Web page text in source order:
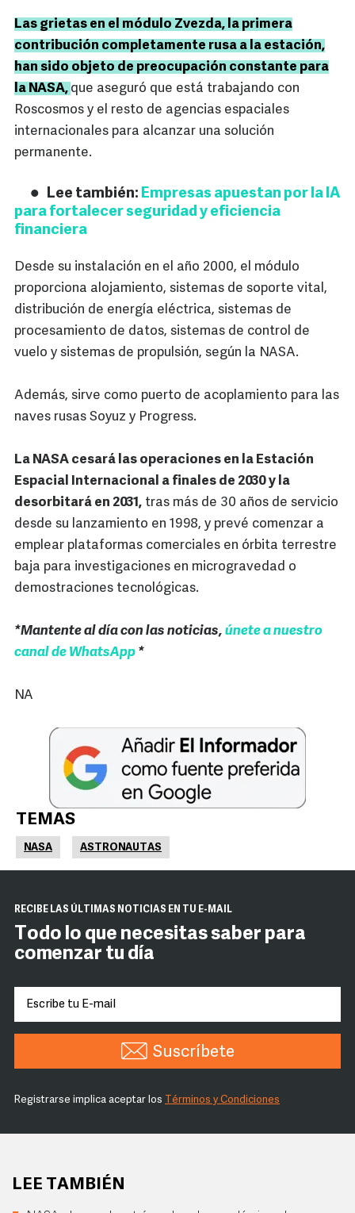
Las grietas en el módulo Zvezda, la primera
contribución completamente rusa a la estación,
han sido objeto de preocupación constante para
la NASA, que aseguró que está trabajando con
Roscosmos y el resto de agencias espaciales
internacionales para alcanzar una solución
permanente.
Lee también: Empresas apuestan por la IA
para fortalecer seguridad y eficiencia
financiera
Desde su instalación en el año 2000, el módulo
proporciona alojamiento, sistemas de soporte vital,
distribución de energía eléctrica, sistemas de
procesamiento de datos, sistemas de control de
vuelo y sistemas de propulsión, según la NASA.
Además, sirve como puerto de acoplamiento para las
naves rusas Soyuz y Progress.
La NASA cesará las operaciones en la Estación
Espacial Internacional a finales de 2030 y la
desorbitará en 2031, tras más de 30 años de servicio
desde su lanzamiento en 1998, y prevé comenzar a
emplear plataformas comerciales en órbita terrestre
baja para investigaciones en microgravedad o
demostraciones tecnológicas.
*Mantente al día con las noticias, únete a nuestro
canal de WhatsApp *
NA
TEMAS
NASA ASTRONAUTAS
RECIBE LAS ÚLTIMAS NOTICIAS EN TU E-MAIL
Todo lo que necesitas saber para
comenzar tu día
Suscríbete
Registrarse implica aceptar los Términos y Condiciones
LEE TAMBIÉN